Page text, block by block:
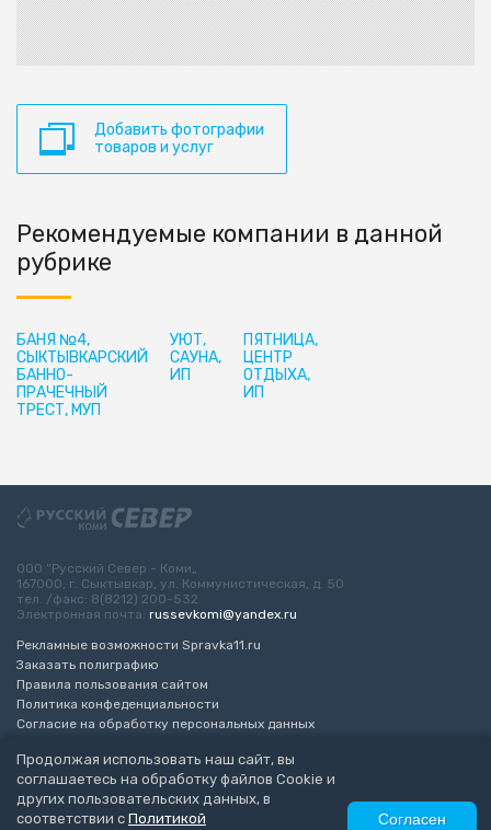
Добавить фотографии
товаров и услуг
Рекомендуемые компании в данной
рубрике
БАНЯ №4,
СЫКТЫВКАРСКИЙ
БАННО-
ПРАЧЕЧНЫЙ
ТРЕСТ, МУП
УЮТ,
САУНА,
ИП
ПЯТНИЦА,
ЦЕНТР
ОТДЫХА,
ИП
Продолжая использовать наш сайт, вы
соглашаетесь на обработку файлов Cookie и
других пользовательских данных, в
соответствии с Политикой Согласен
ООО “Русский Север - Коми„
167000, г. Сыктывкар, ул. Коммунистическая, д. 50
тел. /факс: 8(8212) 200-532
Электронная почта: russevkomi@yandex.ru
Рекламные возможности Spravka11.ru
Заказать полиграфию
Правила пользования сайтом
Политика конфеденциальности
Согласие на обработку персональных данных
Разработка сайта“ЭкспертБизнесГрупп”
© 2010-2026 Русский Север - Коми